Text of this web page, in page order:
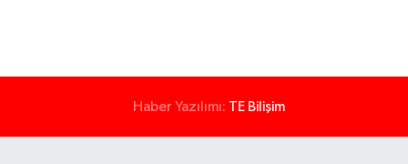
Haber Yazılımı: TE Bilişim